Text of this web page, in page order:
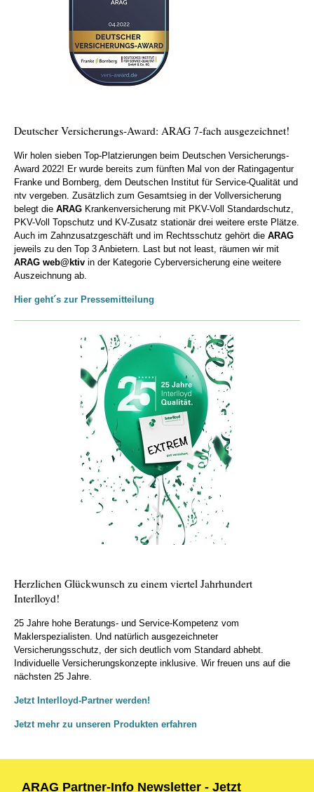
Deutscher Versicherungs-Award: ARAG 7-fach ausgezeichnet!
Wir holen sieben Top-Platzierungen beim Deutschen Versicherungs-
Award 2022! Er wurde bereits zum fünften Mal von der Ratingagentur
Franke und Bornberg, dem Deutschen Institut für Service-Qualität und
ntv vergeben. Zusätzlich zum Gesamtsieg in der Vollversicherung
belegt die ARAG Krankenversicherung mit PKV-Voll Standardschutz,
PKV-Voll Topschutz und KV-Zusatz stationär drei weitere erste Plätze.
Auch im Zahnzusatzgeschäft und im Rechtsschutz gehört die ARAG
jeweils zu den Top 3 Anbietern. Last but not least, räumen wir mit
ARAG web@ktiv in der Kategorie Cyberversicherung eine weitere
Auszeichnung ab.
Hier geht´s zur Pressemitteilung
Herzlichen Glückwunsch zu einem viertel Jahrhundert
Interlloyd!
25 Jahre hohe Beratungs- und Service-Kompetenz vom
Maklerspezialisten. Und natürlich ausgezeichneter
Versicherungsschutz, der sich deutlich vom Standard abhebt.
Individuelle Versicherungskonzepte inklusive. Wir freuen uns auf die
nächsten 25 Jahre.
Jetzt Interlloyd-Partner werden!
Jetzt mehr zu unseren Produkten erfahren
ARAG Partner-Info Newsletter - Jetzt